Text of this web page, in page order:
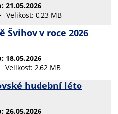
21.05.2026
Velikost: 0,23 MB
Švihov v roce 2026
18.05.2026
Velikost: 2,62 MB
hudební léto
26.05.2026